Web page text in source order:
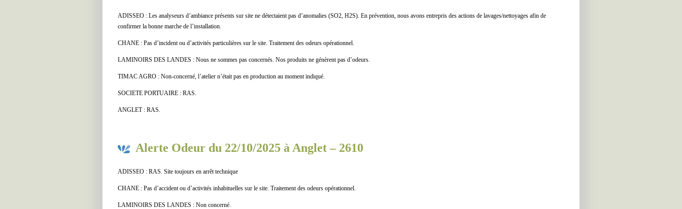
ADISSEO : Les analyseurs d’ambiance présents sur site ne détectaient pas d’anomalies (SO2, H2S). En prévention, nous avons entrepris des actions de lavages/nettoyages afin de
confirmer la bonne marche de l’installation.
CHANE : Pas d’incident ou d’activités particulières sur le site. Traitement des odeurs opérationnel.
LAMINOIRS DES LANDES : Nous ne sommes pas concernés. Nos produits ne génèrent pas d’odeurs.
TIMAC AGRO : Non-concerné, l’atelier n’était pas en production au moment indiqué.
SOCIETE PORTUAIRE : RAS.
ANGLET : RAS.
Alerte Odeur du 22/10/2025 à Anglet – 2610
ADISSEO : RAS. Site toujours en arrêt technique
CHANE : Pas d’accident ou d’activités inhabituelles sur le site. Traitement des odeurs opérationnel.
LAMINOIRS DES LANDES : Non concerné.